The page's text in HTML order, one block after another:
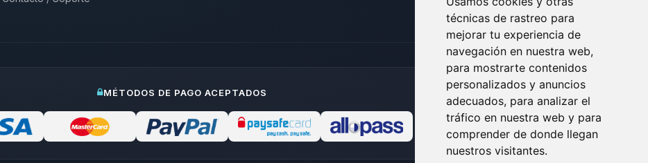
técnicas de rastreo para
mejorar tu experiencia de
navegación en nuestra web,
para mostrarte contenidos
personalizados y anuncios
adecuados, para analizar el
tráfico en nuestra web y para
comprender de donde llegan
nuestros visitantes.
MÉTODOS DE PAGO ACEPTADOS